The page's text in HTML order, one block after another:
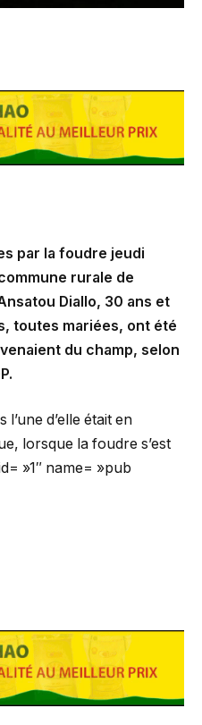
par la foudre jeudi
rurale de
Diallo, 30 ans et
toutes mariées, ont été
du champ, selon
d’elle était en
lorsque la foudre s’est
»1″ name= »pub